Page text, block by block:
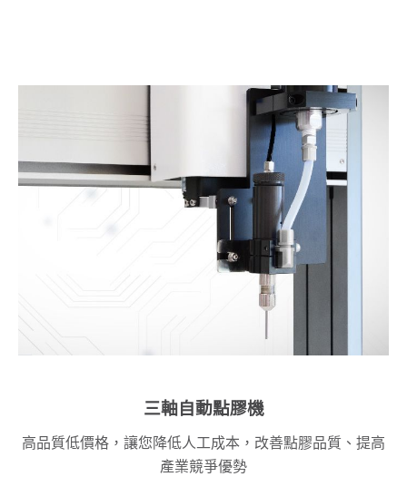
三軸自動點膠機
高品質低價格，讓您降低人工成本，改善點膠品質、提高
產業競爭優勢